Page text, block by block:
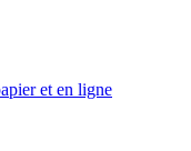
et en ligne